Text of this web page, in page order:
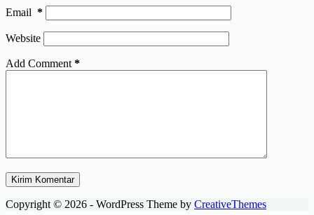
Email *
Website
Add Comment *
Kirim Komentar
Copyright © 2026 - WordPress Theme by CreativeThemes